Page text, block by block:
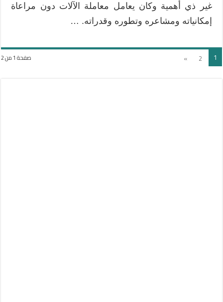
غير ذي أهمية وكان يعامل معاملة الآلات دون مراعاة
إمكانياته ومشاعره وتطوره وقدراته. …
صفحة 1 من 2 1
2
»